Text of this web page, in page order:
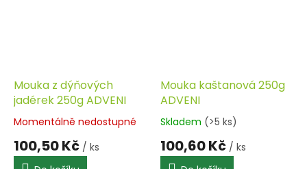
Mouka z dýňových
jadérek 250g ADVENI
Momentálně nedostupné
100,50 Kč / ks
Mouka kaštanová 250g
ADVENI
Skladem (>5 ks)
100,60 Kč / ks